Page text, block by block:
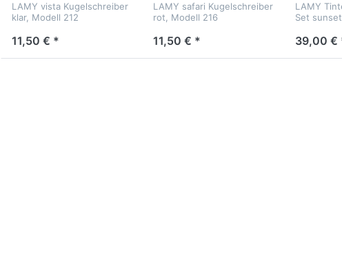
LAMY vista Kugelschreiber
klar, Modell 212
11,50 € *
LAMY safari Kugelschreiber
rot, Modell 216
11,50 € *
LAMY
Set
39,00 €